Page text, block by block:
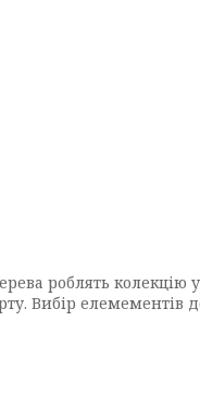
роблять
Вибір